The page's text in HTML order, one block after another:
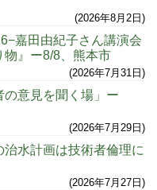
2026年8月2日
嘉田由紀子さん講演会
物』ー8/8、熊本市
2026年7月31日
意見を聞く場」ー
2026年7月29日
水計画は技術者倫理に
2026年7月27日